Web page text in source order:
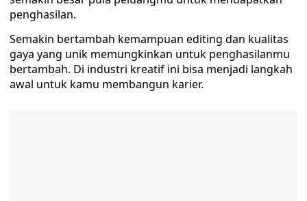
penghasilan.
Semakin bertambah kemampuan editing dan kualitas
gaya yang unik memungkinkan untuk penghasilanmu
bertambah. Di industri kreatif ini bisa menjadi langkah
awal untuk kamu membangun karier.